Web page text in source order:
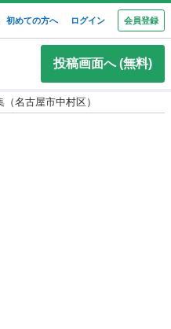
初めての方へ ログイン 会員登録
投稿画面へ (無料)
名古屋市中村区）